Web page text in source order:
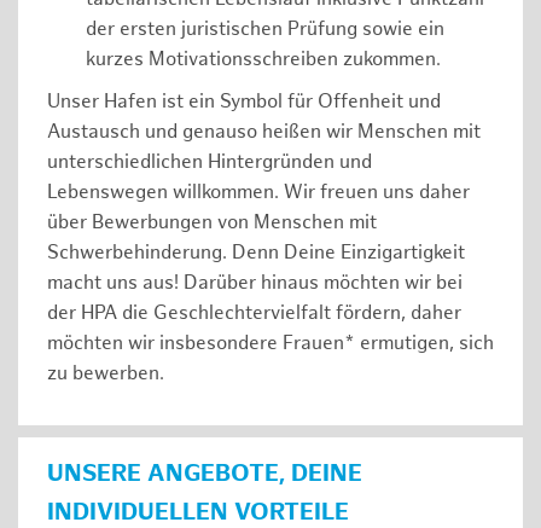
der ersten juristischen Prüfung sowie ein
kurzes Motivationsschreiben zukommen.
Unser Hafen ist ein Symbol für Offenheit und
Austausch und genauso heißen wir Menschen mit
unterschiedlichen Hintergründen und
Lebenswegen willkommen. Wir freuen uns daher
über Bewerbungen von Menschen mit
Schwerbehinderung. Denn Deine Einzigartigkeit
macht uns aus! Darüber hinaus möchten wir bei
der HPA die Geschlechtervielfalt fördern, daher
möchten wir insbesondere Frauen* ermutigen, sich
zu bewerben.
UNSERE ANGEBOTE, DEINE
INDIVIDUELLEN VORTEILE